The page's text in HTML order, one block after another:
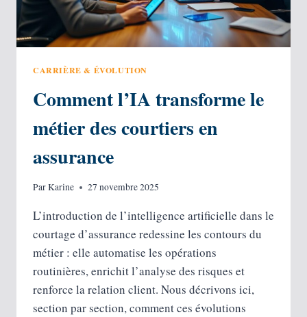
CARRIÈRE & ÉVOLUTION
Comment l’IA transforme le
métier des courtiers en
assurance
ParKarine 27 novembre 2025
L’introduction de l’intelligence artificielle dans le
courtage d’assurance redessine les contours du
métier : elle automatise les opérations
routinières, enrichit l’analyse des risques et
renforce la relation client. Nous décrivons ici,
section par section, comment ces évolutions